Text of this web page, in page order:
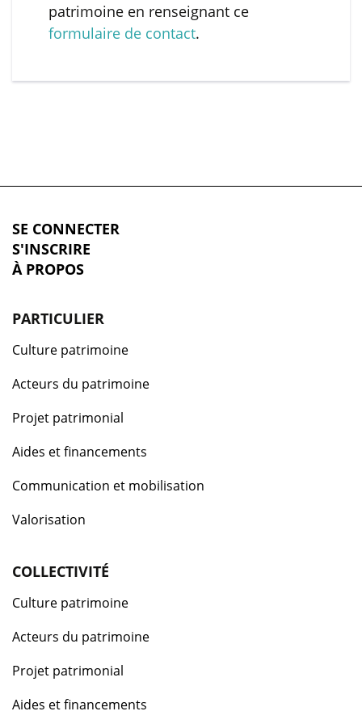
patrimoine en renseignant ce
formulaire de contact.
SE CONNECTER
S'INSCRIRE
À PROPOS
PARTICULIER
Culture patrimoine
Acteurs du patrimoine
Projet patrimonial
Aides et financements
Communication et mobilisation
Valorisation
COLLECTIVITÉ
Culture patrimoine
Acteurs du patrimoine
Projet patrimonial
Aides et financements